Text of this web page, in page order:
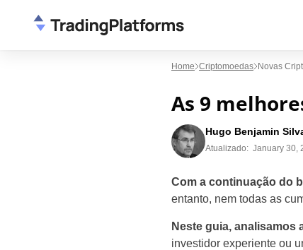
Home Criptomoedas Novas
As 9
Hugo Benjamin
Atualizado: January 30,
Com a continuação do
entanto, nem todas as
Neste guia, analisamos
investidor experiente ou